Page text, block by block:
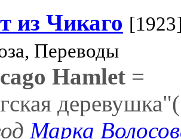
из Чикаго
Переводы
Hamlet =
Марка